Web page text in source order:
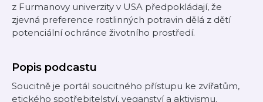
z Furmanovy univerzity v USA předpokládají, že
zjevná preference rostlinných potravin dělá z dětí
potenciální ochránce životního prostředí.
Popis podcastu
Soucitně je portál soucitného přístupu ke zvířatům,
etického spotřebitelství, veganství a aktivismu.